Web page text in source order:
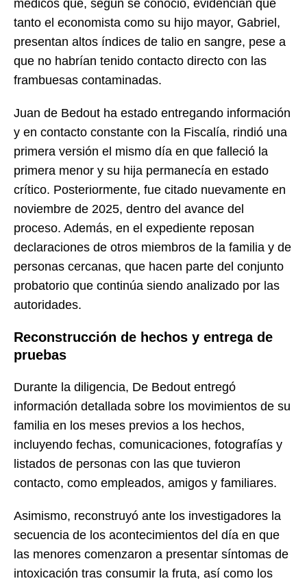
médicos que, según se conoció, evidencian que
tanto el economista como su hijo mayor, Gabriel,
presentan altos índices de talio en sangre, pese a
que no habrían tenido contacto directo con las
frambuesas contaminadas.
Juan de Bedout ha estado entregando información
y en contacto constante con la Fiscalía, rindió una
primera versión el mismo día en que falleció la
primera menor y su hija permanecía en estado
crítico. Posteriormente, fue citado nuevamente en
noviembre de 2025, dentro del avance del
proceso. Además, en el expediente reposan
declaraciones de otros miembros de la familia y de
personas cercanas, que hacen parte del conjunto
probatorio que continúa siendo analizado por las
autoridades.
Reconstrucción de hechos y entrega de
pruebas
Durante la diligencia, De Bedout entregó
información detallada sobre los movimientos de su
familia en los meses previos a los hechos,
incluyendo fechas, comunicaciones, fotografías y
listados de personas con las que tuvieron
contacto, como empleados, amigos y familiares.
Asimismo, reconstruyó ante los investigadores la
secuencia de los acontecimientos del día en que
las menores comenzaron a presentar síntomas de
intoxicación tras consumir la fruta, así como los